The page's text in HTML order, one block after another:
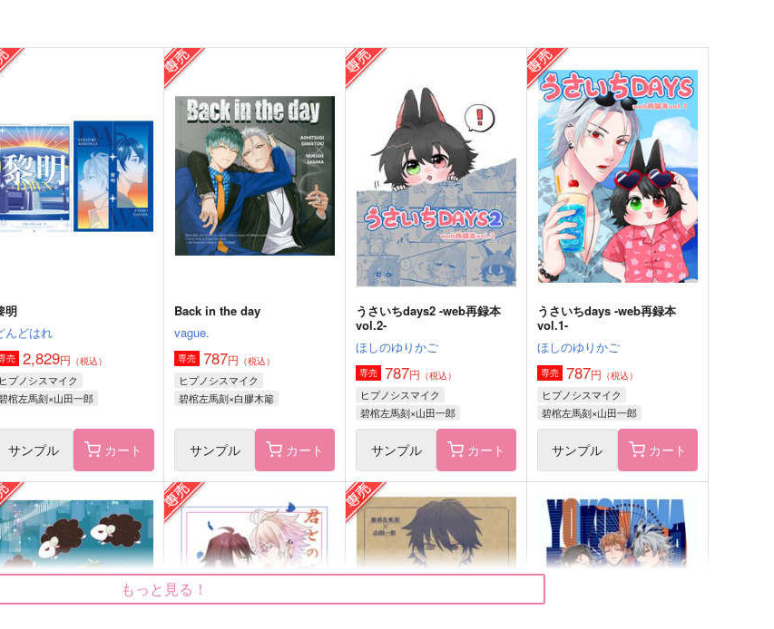
ッション！左銃をくっつけ
ろ！
3SAI
円（税込）
棺左馬刻×入間銃兎
ai・ai
芍薬星雲
944 円（税込）
在間樹帆×皇坂逢
サンプル 作品詳細
アルバートが泣いてる
兎にも角にも
787 円（税込）
観音坂独歩×伊弉冉一二三
サンプル 作品詳細
まるで初恋のような
シャンロワ
944 円（税込）
伊弉冉一二三×観音坂独歩
サンプル 作品詳細
吽
ッポコーン
円（税込）
aiaiiou
GOZOUROPPU
315円（税込）
ともだちのともだち
800の嘘
315円（税込）
profile
ltw
605
明
んどはれ
売 2,829円 （税込）
ヒプノシスマイク
棺左馬刻×山田一郎
サンプル カート
Back in the day
vague.
専売 787円 （税込）
ヒプノシスマイク
碧棺左馬刻×白膠木簓
サンプル カート
うさいちdays2 -web再録本
vol.2-
ほしのゆりかご
専売 787円 （税込）
ヒプノシスマイク
碧棺左馬刻×山田一郎
サンプル カート
うさいちdays -web再録本
vol.1-
ほしのゆりかご
専売 787円 （税込）
ヒプノシスマイク
碧棺左馬刻×山田一郎
サンプル カート
もっと見る！